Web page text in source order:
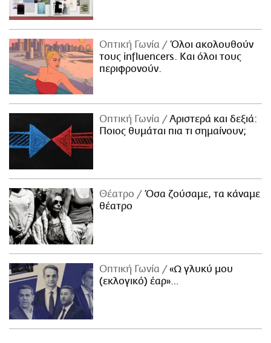
Οπτική Γωνία
Όλοι ακολουθούν
τους influencers. Και όλοι τους
περιφρονούν.
Οπτική Γωνία
Αριστερά και δεξιά:
Ποιος θυμάται πια τι σημαίνουν;
Θέατρο
Όσα ζούσαμε, τα κάναμε
θέατρο
Οπτική Γωνία
«Ω γλυκύ μου
(εκλογικό) έαρ»…